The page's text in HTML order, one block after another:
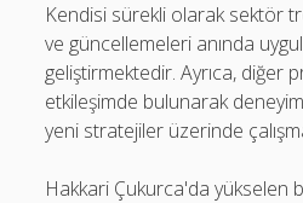
Kendisi sürekli olarak sektör
ve güncellemeleri anında
geliştirmektedir. Ayrıca, diğer
etkileşimde bulunarak
yeni stratejiler üzerinde
Hakkari Çukurca'da yükselen